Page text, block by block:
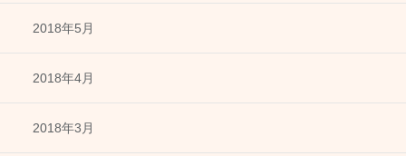
2018年5月
2018年4月
2018年3月